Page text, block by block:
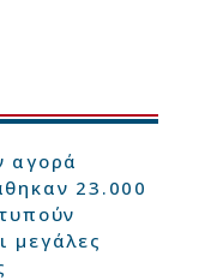
αγορά
23.000
μεγάλες